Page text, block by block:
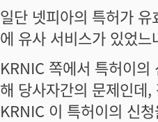
일단 넷피아의 특허가
에 유사 서비스가 있었
KRNIC 쪽에서 특허이
해 당사자간의 문제인데
KRNIC 이 특허이의 신